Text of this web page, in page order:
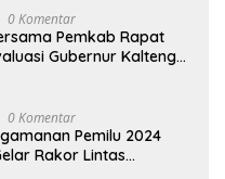
0 Komentar
Pemkab Rapat
Gubernur Kalteng
0 Komentar
Pemilu 2024
Rakor Lintas